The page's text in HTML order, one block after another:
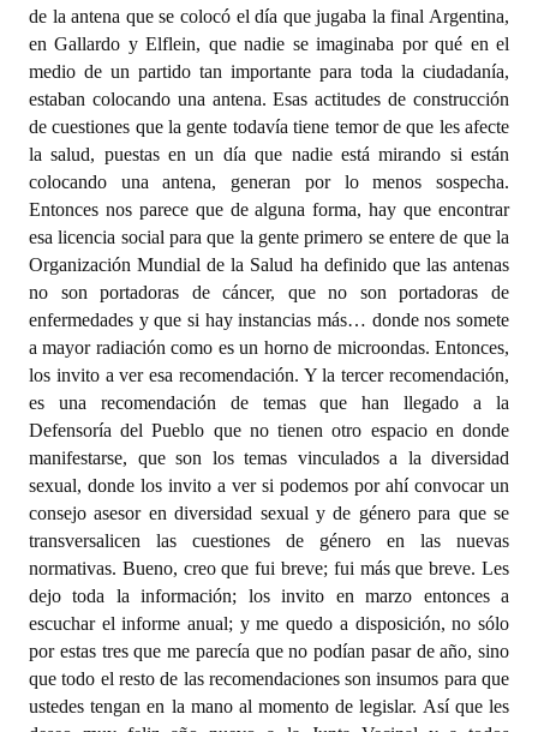
de la antena que se colocó el día que jugaba la final Argentina,
en Gallardo y Elflein, que nadie se imaginaba por qué en el
medio de un partido tan importante para toda la ciudadanía,
estaban colocando una antena. Esas actitudes de construcción
de cuestiones que la gente todavía tiene temor de que les afecte
la salud, puestas en un día que nadie está mirando si están
colocando una antena, generan por lo menos sospecha.
Entonces nos parece que de alguna forma, hay que encontrar
esa licencia social para que la gente primero se entere de que la
Organización Mundial de la Salud ha definido que las antenas
no son portadoras de cáncer, que no son portadoras de
enfermedades y que si hay instancias más… donde nos somete
a mayor radiación como es un horno de microondas. Entonces,
los invito a ver esa recomendación. Y la tercer recomendación,
es una recomendación de temas que han llegado a la
Defensoría del Pueblo que no tienen otro espacio en donde
manifestarse, que son los temas vinculados a la diversidad
sexual, donde los invito a ver si podemos por ahí convocar un
consejo asesor en diversidad sexual y de género para que se
transversalicen las cuestiones de género en las nuevas
normativas. Bueno, creo que fui breve; fui más que breve. Les
dejo toda la información; los invito en marzo entonces a
escuchar el informe anual; y me quedo a disposición, no sólo
por estas tres que me parecía que no podían pasar de año, sino
que todo el resto de las recomendaciones son insumos para que
ustedes tengan en la mano al momento de legislar. Así que les